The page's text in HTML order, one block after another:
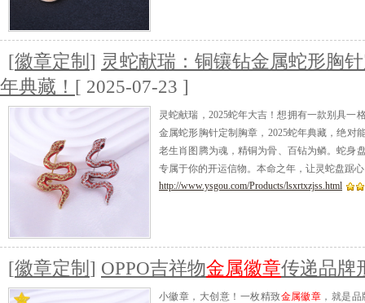
[徽章定制 ] 灵蛇献瑞：铜镶钻金属蛇形胸
年典藏！ [ 2025-07-23 ]
灵蛇献瑞，2025蛇年大吉！想拥有一款别具一
金属蛇形胸针定制胸章，2025蛇年典藏，绝
老生肖图腾为魂，精铜为骨、百钻为鳞。蛇身
专属于你的开运信物。本命之年，让灵蛇盘踞
http://www.ysgou.com/Products/lsxrtxzjss.html
[徽章定制 ] OPPO吉祥物金属徽章传递品牌
小徽章，大创意！一枚精致金属徽章 ，就是